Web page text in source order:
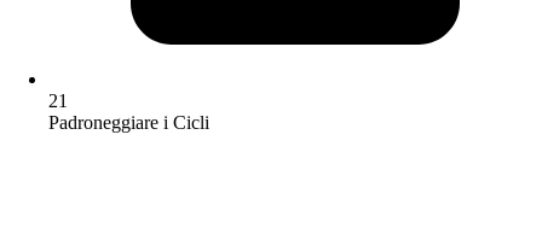
21
Padroneggiare i Cicli